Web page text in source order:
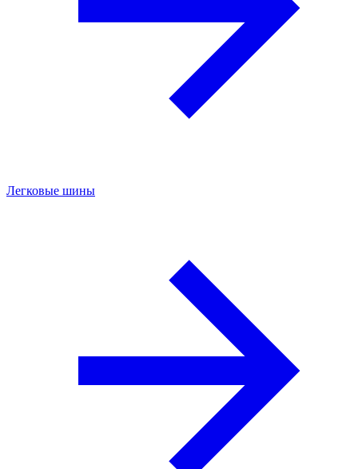
Легковые шины